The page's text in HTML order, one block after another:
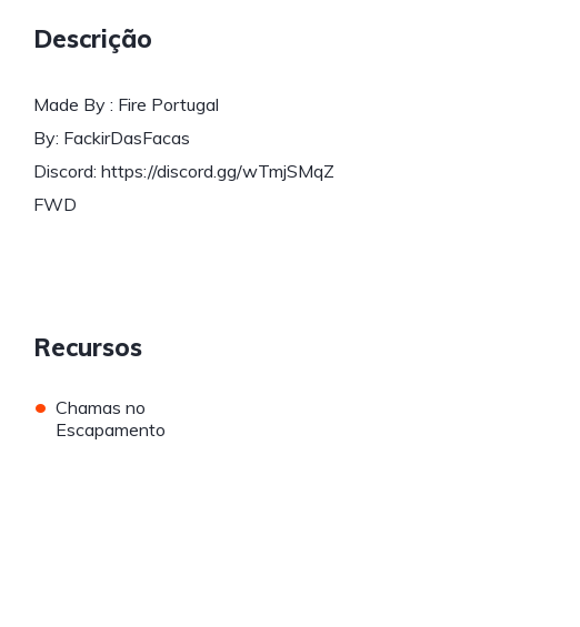
Descrição
Made By : Fire Portugal
By: FackirDasFacas
Discord: https://discord.gg/wTmjSMqZ
FWD
Recursos
• Chamas no
Escapamento